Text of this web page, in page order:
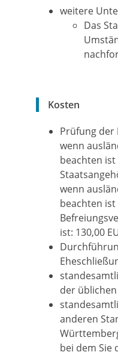
weitere
​​​​​​​Das
Kosten
Prüfung der
wenn
beachten
wenn
beachten
ist: 130,00
der üblichen
anderen
bei dem Sie